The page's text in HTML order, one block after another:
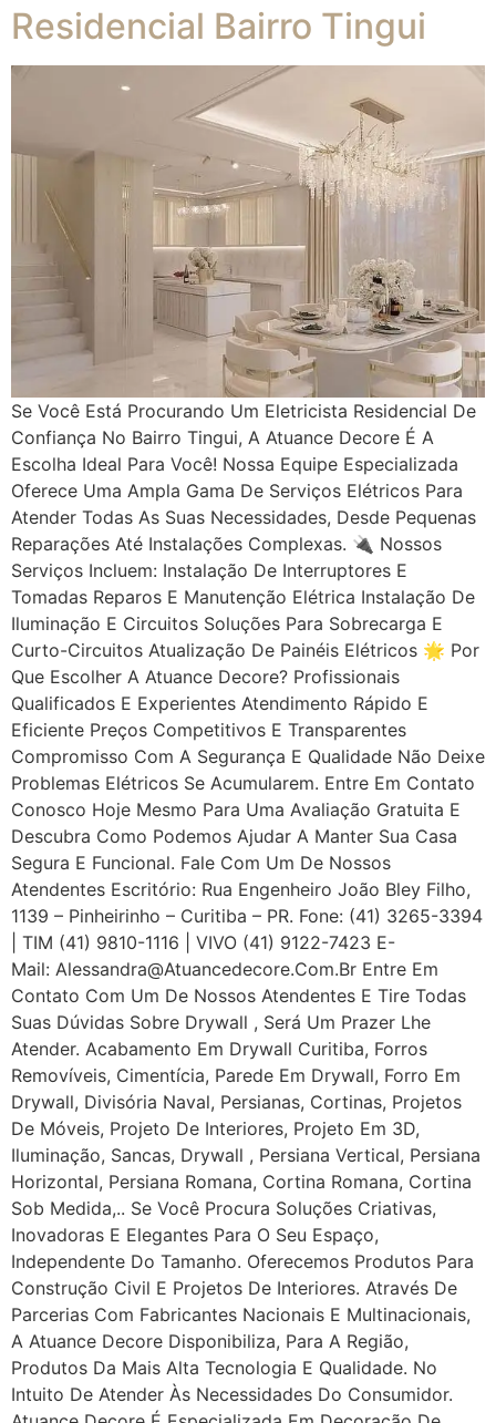
Residencial Bairro Tingui
Se Você Está Procurando Um Eletricista Residencial De
Confiança No Bairro Tingui, A Atuance Decore É A
Escolha Ideal Para Você! Nossa Equipe Especializada
Oferece Uma Ampla Gama De Serviços Elétricos Para
Atender Todas As Suas Necessidades, Desde Pequenas
Reparações Até Instalações Complexas. 🔌 Nossos
Serviços Incluem: Instalação De Interruptores E
Tomadas Reparos E Manutenção Elétrica Instalação De
Iluminação E Circuitos Soluções Para Sobrecarga E
Curto-Circuitos Atualização De Painéis Elétricos 🌟 Por
Que Escolher A Atuance Decore? Profissionais
Qualificados E Experientes Atendimento Rápido E
Eficiente Preços Competitivos E Transparentes
Compromisso Com A Segurança E Qualidade Não Deixe
Problemas Elétricos Se Acumularem. Entre Em Contato
Conosco Hoje Mesmo Para Uma Avaliação Gratuita E
Descubra Como Podemos Ajudar A Manter Sua Casa
Segura E Funcional. Fale Com Um De Nossos
Atendentes Escritório: Rua Engenheiro João Bley Filho,
1139 – Pinheirinho – Curitiba – PR. Fone: (41) 3265-3394
| TIM (41) 9810-1116 | VIVO (41) 9122-7423 E-
Mail: Alessandra@atuancedecore.com.br Entre Em
Contato Com Um De Nossos Atendentes E Tire Todas
Suas Dúvidas Sobre Drywall ‎, Será Um Prazer Lhe
Atender. Acabamento Em Drywall Curitiba, Forros
Removíveis, Cimentícia, Parede Em Drywall, Forro Em
Drywall, Divisória Naval, Persianas, Cortinas, Projetos
De Móveis, Projeto De Interiores, Projeto Em 3D,
Iluminação, Sancas, Drywall , Persiana Vertical, Persiana
Horizontal, Persiana Romana, Cortina Romana, Cortina
Sob Medida,.. Se Você Procura Soluções Criativas,
Inovadoras E Elegantes Para O Seu Espaço,
Independente Do Tamanho. Oferecemos Produtos Para
Construção Civil E Projetos De Interiores. Através De
Parcerias Com Fabricantes Nacionais E Multinacionais,
A Atuance Decore Disponibiliza, Para A Região,
Produtos Da Mais Alta Tecnologia E Qualidade. No
Intuito De Atender Às Necessidades Do Consumidor.